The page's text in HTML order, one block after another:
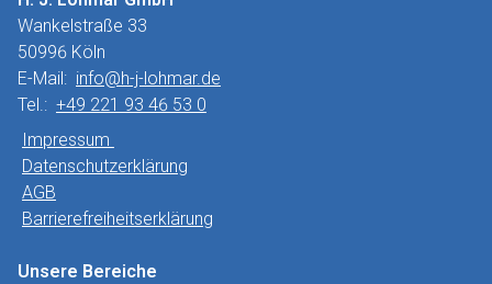
Wankelstraße 33
50996 Köln
E-Mail: info@h-j-lohmar.de
Tel.: +49 221 93 46 53 0
Impressum
Datenschutzerklärung
AGB
Barrierefreiheitserklärung
Unsere Bereiche